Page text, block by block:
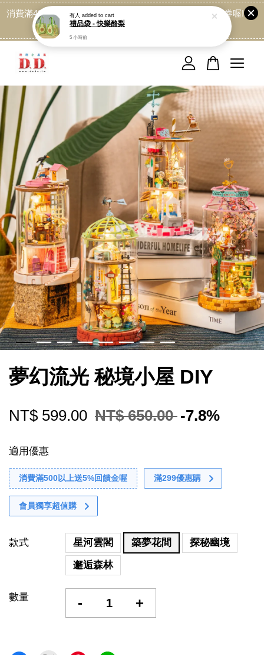
消費滿499免運喔, 記得加LINE:@dede168 領取專屬折扣券喔!
點我
夢幻流光 秘境小屋 DIY
NT$ 599.00 NT$ 650.00 -7.8%
適用優惠
消費滿500以上送5%回饋金喔 滿299優惠購
會員獨享超值購
款式 星河雲閣 築夢花間
探秘幽境
邂逅森林
數量 - +
您的購物車目前還是空的。
繼續購物